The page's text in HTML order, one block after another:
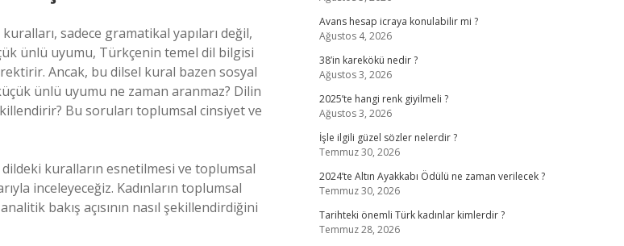
sadece gramatikal yapıları değil,
ünlü uyumu, Türkçenin temel dil bilgisi
Ancak, bu dilsel kural bazen sosyal
ünlü uyumu ne zaman aranmaz? Dilin
Bu soruları toplumsal cinsiyet ve
kuralların esnetilmesi ve toplumsal
inceleyeceğiz. Kadınların toplumsal
bakış açısının nasıl şekillendirdiğini
Avans hesap icraya konulabilir mi ?
Ağustos 4, 2026
38’in karekökü nedir ?
Ağustos 3, 2026
2025’te hangi renk giyilmeli ?
Ağustos 3, 2026
İşle ilgili güzel sözler nelerdir ?
Temmuz 30, 2026
2024’te Altın Ayakkabı Ödülü ne zaman verilecek ?
Temmuz 30, 2026
Tarihteki önemli Türk kadınlar kimlerdir ?
Temmuz 28, 2026